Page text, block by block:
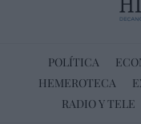
POLÍTICA
HEMEROTECA
RADIO Y TELE